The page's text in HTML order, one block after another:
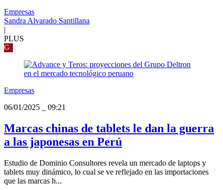
Empresas
Sandra Alvarado Santillana
|
PLUS
G
Empresas
06/01/2025
09:21
Marcas chinas de tablets le dan la guerra
a las japonesas en Perú
Estudio de Dominio Consultores revela un mercado de laptops y
tablets muy dinámico, lo cual se ve reflejado en las importaciones
que las marcas h...